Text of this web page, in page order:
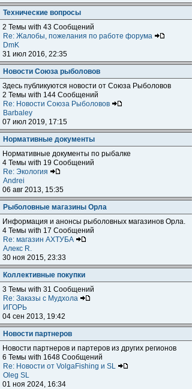
Технические вопросы
2 Темы with 43 Сообщений
Re: Жалобы, пожелания по работе форума
DmK
31 июл 2016, 22:35
Новости Союза рыболовов
Здесь публикуются новости от Союза Рыболовов
2 Темы with 144 Сообщений
Re: Новости Союза Рыболовов
Barbaley
07 июл 2019, 17:15
Нормативные документы
Нормативные документы по рыбалке
4 Темы with 19 Сообщений
Re: Экология
Andrei
06 авг 2013, 15:35
Рыболовные магазины Орла
Информация и анонсы рыболовных магазинов Орла.
4 Темы with 17 Сообщений
Re: магазин АХТУБА
Алекс R.
30 ноя 2015, 23:33
Коллективные покупки
3 Темы with 31 Сообщений
Re: Заказы с Мудхола
ИГОРЬ
04 сен 2013, 19:42
Новости партнеров
Новости партнеров и партеров из других регионов
6 Темы with 1648 Сообщений
Re: Новости от VolgaFishing и SL
Oleg SL
01 ноя 2024, 16:34